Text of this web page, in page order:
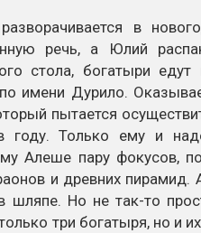
в
речь, а Юлий
стола, богатыри
имени Дурило.
пытается
году. Только ему и
Алеше пару фокусов,
и древних
Но не так-то
три богатыря, но